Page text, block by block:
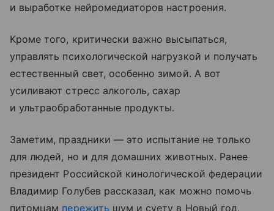
и выработке нейромедиаторов настроения.
Кроме того, критически важно высыпаться,
управлять психологической нагрузкой и получать
естественный свет, особенно зимой. А вот
усиливают стресс алкоголь, сахар
и ультраобработанные продукты.
Заметим, праздники — это испытание не только
для людей, но и для домашних животных. Ранее
президент Российской кинологической федерации
Владимир Голубев рассказал, как можно помочь
питомцам пережить шум и суету в Новый год.